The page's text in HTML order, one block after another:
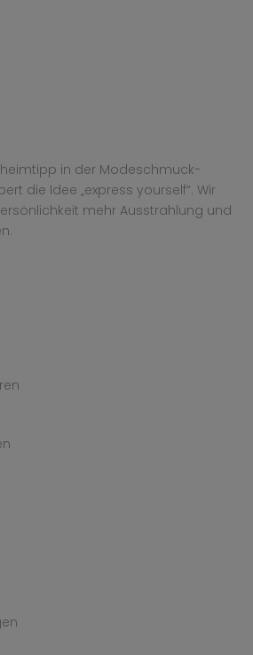
in der Modeschmuck-
die Idee „express yourself“. Wir
mehr Ausstrahlung und